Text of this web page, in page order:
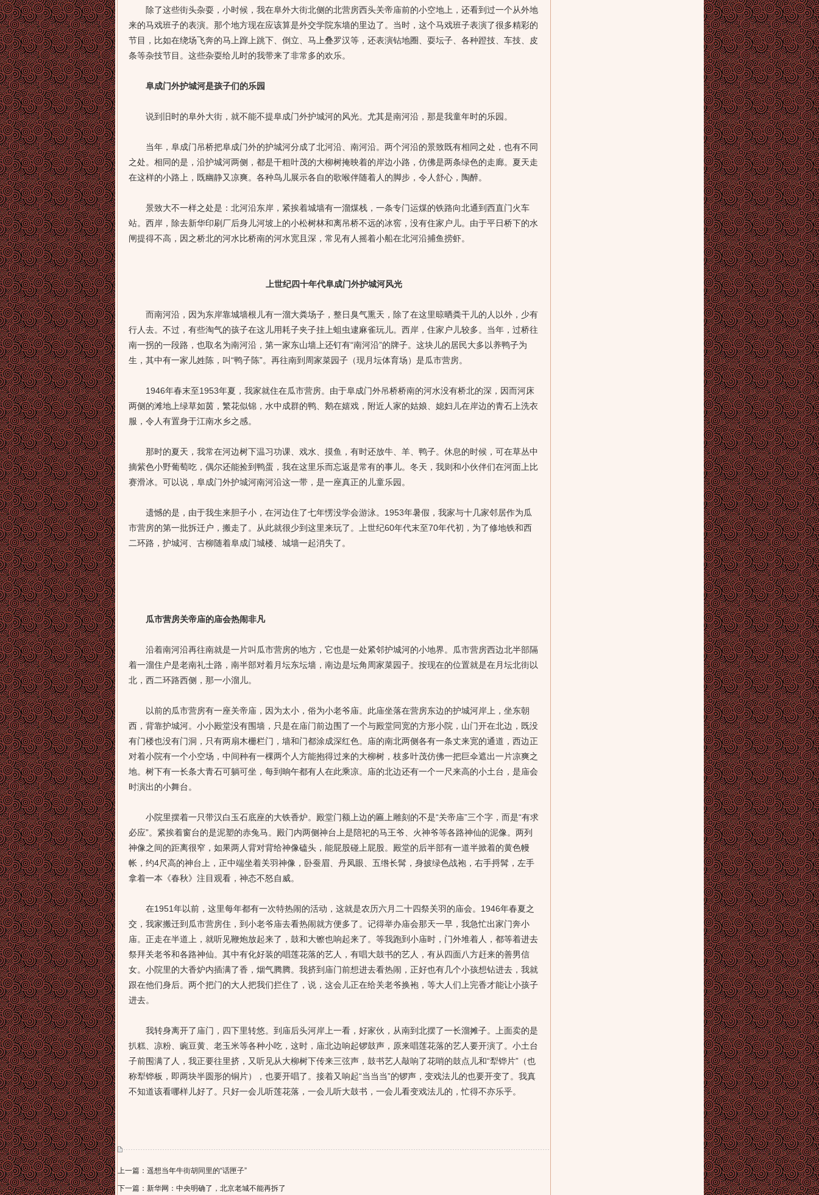
除了这些街头杂耍，小时候，我在阜外大街北侧的北营房西头关帝庙前的小空地上，还看到过一个从外地
来的马戏班子的表演。那个地方现在应该算是外交学院东墙的里边了。当时，这个马戏班子表演了很多精彩的
节目，比如在绕场飞奔的马上蹿上跳下、倒立、马上叠罗汉等，还表演钻地圈、耍坛子、各种蹬技、车技、皮
条等杂技节目。这些杂耍给儿时的我带来了非常多的欢乐。
阜成门外护城河是孩子们的乐园
说到旧时的阜外大街，就不能不提阜成门外护城河的风光。尤其是南河沿，那是我童年时的乐园。
当年，阜成门吊桥把阜成门外的护城河分成了北河沿、南河沿。两个河沿的景致既有相同之处，也有不同
之处。相同的是，沿护城河两侧，都是干粗叶茂的大柳树掩映着的岸边小路，仿佛是两条绿色的走廊。夏天走
在这样的小路上，既幽静又凉爽。各种鸟儿展示各自的歌喉伴随着人的脚步，令人舒心，陶醉。
景致大不一样之处是：北河沿东岸，紧挨着城墙有一溜煤栈，一条专门运煤的铁路向北通到西直门火车
站。西岸，除去新华印刷厂后身儿河坡上的小松树林和离吊桥不远的冰窖，没有住家户儿。由于平日桥下的水
闸提得不高，因之桥北的河水比桥南的河水宽且深，常见有人摇着小船在北河沿捕鱼捞虾。
上世纪四十年代阜成门外护城河风光
而南河沿，因为东岸靠城墙根儿有一溜大粪场子，整日臭气熏天，除了在这里晾晒粪干儿的人以外，少有
行人去。不过，有些淘气的孩子在这儿用耗子夹子挂上蛆虫逮麻雀玩儿。西岸，住家户儿较多。当年，过桥往
南一拐的一段路，也取名为南河沿，第一家东山墙上还钉有“南河沿”的牌子。这块儿的居民大多以养鸭子为
生，其中有一家儿姓陈，叫“鸭子陈”。再往南到周家菜园子（现月坛体育场）是瓜市营房。
1946年春末至1953年夏，我家就住在瓜市营房。由于阜成门外吊桥桥南的河水没有桥北的深，因而河床
两侧的滩地上绿草如茵，繁花似锦，水中成群的鸭、鹅在嬉戏，附近人家的姑娘、媳妇儿在岸边的青石上洗衣
服，令人有置身于江南水乡之感。
那时的夏天，我常在河边树下温习功课、戏水、摸鱼，有时还放牛、羊、鸭子。休息的时候，可在草丛中
摘紫色小野葡萄吃，偶尔还能捡到鸭蛋，我在这里乐而忘返是常有的事儿。冬天，我则和小伙伴们在河面上比
赛滑冰。可以说，阜成门外护城河南河沿这一带，是一座真正的儿童乐园。
遗憾的是，由于我生来胆子小，在河边住了七年愣没学会游泳。1953年暑假，我家与十几家邻居作为瓜
市营房的第一批拆迁户，搬走了。从此就很少到这里来玩了。上世纪60年代末至70年代初，为了修地铁和西
二环路，护城河、古柳随着阜成门城楼、城墙一起消失了。
瓜市营房关帝庙的庙会热闹非凡
沿着南河沿再往南就是一片叫瓜市营房的地方，它也是一处紧邻护城河的小地界。瓜市营房西边北半部隔
着一溜住户是老南礼士路，南半部对着月坛东坛墙，南边是坛角周家菜园子。按现在的位置就是在月坛北街以
北，西二环路西侧，那一小溜儿。
以前的瓜市营房有一座关帝庙，因为太小，俗为小老爷庙。此庙坐落在营房东边的护城河岸上，坐东朝
西，背靠护城河。小小殿堂没有围墙，只是在庙门前边围了一个与殿堂同宽的方形小院，山门开在北边，既没
有门楼也没有门洞，只有两扇木栅栏门，墙和门都涂成深红色。庙的南北两侧各有一条丈来宽的通道，西边正
对着小院有一个小空场，中间种有一棵两个人方能抱得过来的大柳树，枝多叶茂仿佛一把巨伞遮出一片凉爽之
地。树下有一长条大青石可躺可坐，每到晌午都有人在此乘凉。庙的北边还有一个一尺来高的小土台，是庙会
时演出的小舞台。
小院里摆着一只带汉白玉石底座的大铁香炉。殿堂门额上边的匾上雕刻的不是“关帝庙”三个字，而是“有求
必应”。紧挨着窗台的是泥塑的赤兔马。殿门内两侧神台上是陪祀的马王爷、火神爷等各路神仙的泥像。两列
神像之间的距离很窄，如果两人背对背给神像磕头，能屁股碰上屁股。殿堂的后半部有一道半掀着的黄色幔
帐，约4尺高的神台上，正中端坐着关羽神像，卧蚕眉、丹凤眼、五绺长髯，身披绿色战袍，右手捋髯，左手
拿着一本《春秋》注目观看，神态不怒自威。
在1951年以前，这里每年都有一次特热闹的活动，这就是农历六月二十四祭关羽的庙会。1946年春夏之
交，我家搬迁到瓜市营房住，到小老爷庙去看热闹就方便多了。记得举办庙会那天一早，我急忙出家门奔小
庙。正走在半道上，就听见鞭炮放起来了，鼓和大镲也响起来了。等我跑到小庙时，门外堆着人，都等着进去
祭拜关老爷和各路神仙。其中有化好装的唱莲花落的艺人，有唱大鼓书的艺人，有从四面八方赶来的善男信
女。小院里的大香炉内插满了香，烟气腾腾。我挤到庙门前想进去看热闹，正好也有几个小孩想钻进去，我就
跟在他们身后。两个把门的大人把我们拦住了，说，这会儿正在给关老爷换袍，等大人们上完香才能让小孩子
进去。
我转身离开了庙门，四下里转悠。到庙后头河岸上一看，好家伙，从南到北摆了一长溜摊子。上面卖的是
扒糕、凉粉、豌豆黄、老玉米等各种小吃，这时，庙北边响起锣鼓声，原来唱莲花落的艺人要开演了。小土台
子前围满了人，我正要往里挤，又听见从大柳树下传来三弦声，鼓书艺人敲响了花哨的鼓点儿和“犁铧片”（也
称犁铧板，即两块半圆形的铜片），也要开唱了。接着又响起“当当当”的锣声，变戏法儿的也要开变了。我真
不知道该看哪样儿好了。只好一会儿听莲花落，一会儿听大鼓书，一会儿看变戏法儿的，忙得不亦乐乎。
上一篇：遥想当年牛街胡同里的“话匣子”
下一篇：新华网：中央明确了，北京老城不能再拆了